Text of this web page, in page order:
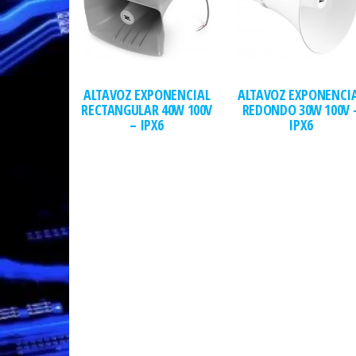
ALTAVOZ EXPONENCIAL
RECTANGULAR 40W 100V
– IPX6
ALTAVOZ
REDONDO 30W 100V
IPX6